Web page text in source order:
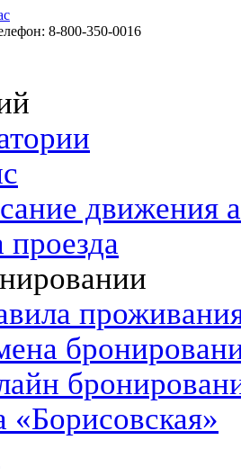
8-800-350-0016
движения